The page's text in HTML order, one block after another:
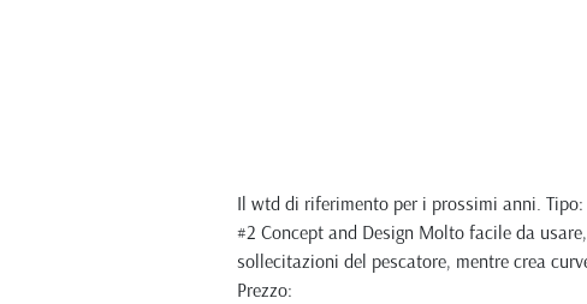
Il wtd di riferimento per i prossimi anni. Tipo:
#2 Concept and Design Molto facile da
sollecitazioni del pescatore, mentre crea
Prezzo: